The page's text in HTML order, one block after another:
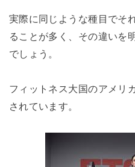
実際に同じような種目でそ
ることが多く、その違いを
でしょう。
フィットネス大国のアメリ
されています。